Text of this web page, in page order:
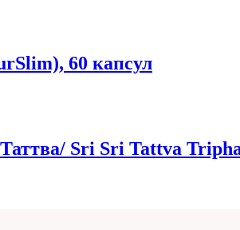
60 капсул
Sri Sri Tattva